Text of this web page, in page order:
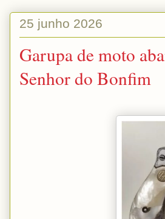
25 junho 2026
Garupa de moto
Senhor do Bonfim